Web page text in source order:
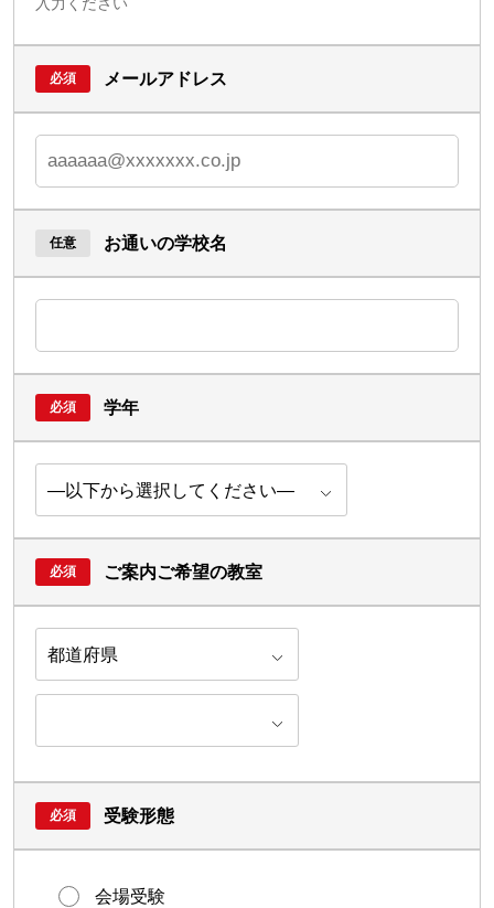
メールアドレス
お通いの学校名
学年
ご案内ご希望の教室
受験形態
会場受験